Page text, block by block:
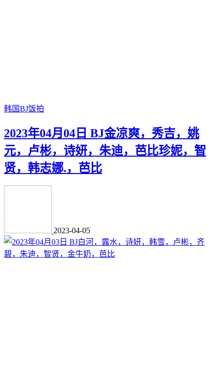
韩国BJ饭拍
2023年04月04日 BJ金凉爽，秀吉，姚
元，卢彬，诗妍，朱迪，芭比珍妮，智
贤，韩志娜.，芭比
2023-04-05